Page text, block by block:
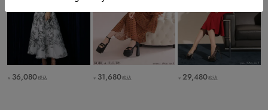
￥ 36,080税込 ￥ 31,680税込 ￥ 29,480税込